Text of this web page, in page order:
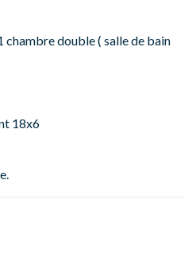
double ( salle de bain
18x6